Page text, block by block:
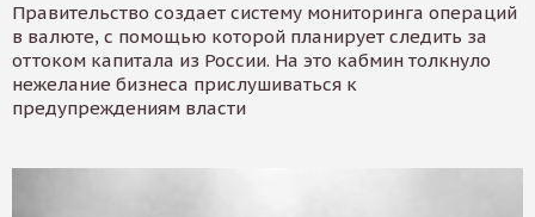
Правительство создает систему мониторинга операций
в валюте, с помощью которой планирует следить за
оттоком капитала из России. На это кабмин толкнуло
нежелание бизнеса прислушиваться к
предупреждениям власти